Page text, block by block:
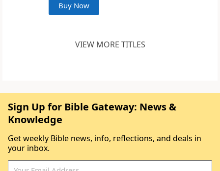
Buy Now
VIEW MORE TITLES
Sign Up for Bible Gateway: News &
Knowledge
Get weekly Bible news, info, reflections, and deals in
your inbox.